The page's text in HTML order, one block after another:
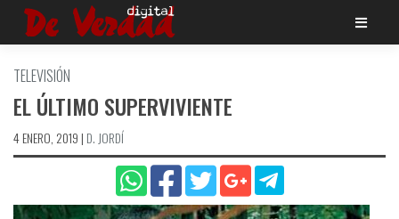
Saltar
TELEVISIÓN
EL ÚLTIMO SUPERVIVIENTE
4 ENERO, 2019 | D. JORDÍ